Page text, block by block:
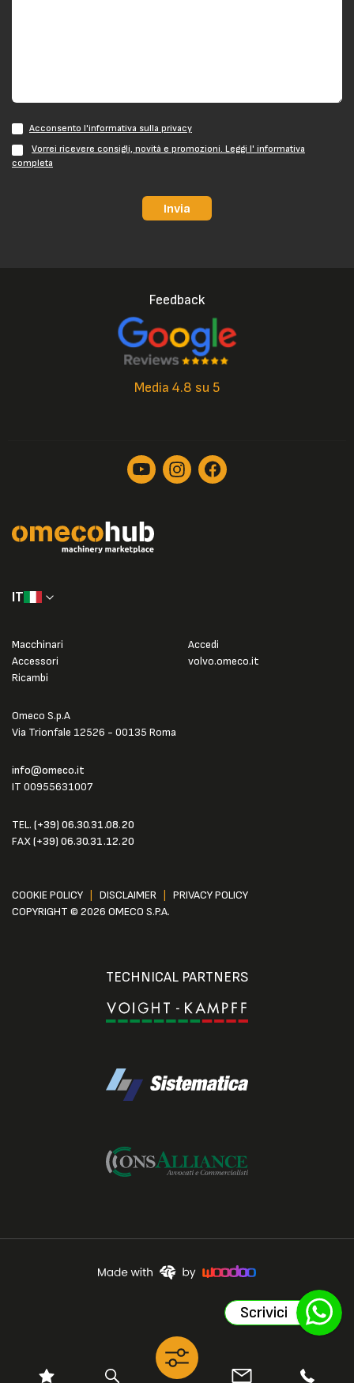
Acconsento l'informativa sulla privacy
Vorrei ricevere consigli, novità e promozioni. Leggi l' informativa
completa
Invia
Feedback
Media 4.8 su 5
IT
Omeco S.p.A
Via Trionfale 12526 - 00135 Roma
info@omeco.it
IT 00955631007
TEL. (+39) 06.30.31.08.20
FAX(+39) 06.30.31.12.20
Macchinari
Accessori
Ricambi
Accedi
volvo.omeco.it
COOKIE POLICY DISCLAIMER
PRIVACY POLICY
COPYRIGHT © 2026 OMECO S.P.A.
TECHNICAL PARTNERS
Scrivici